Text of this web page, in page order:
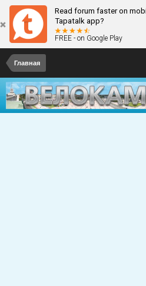
Read forum faster on
Tapatalk app?
FREE - on Google Play
Главная